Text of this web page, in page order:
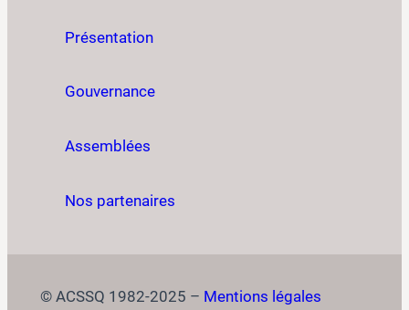
Présentation
Gouvernance
Assemblées
Nos partenaires
© ACSSQ 1982-2025 – Mentions légales